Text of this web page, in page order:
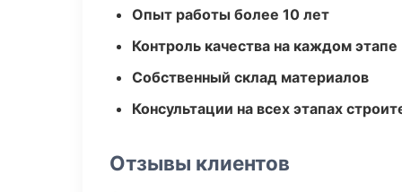
Опыт работы более 10 лет
Контроль качества на каждом этапе
Собственный склад материалов
Консультации на всех этапах
Отзывы клиентов